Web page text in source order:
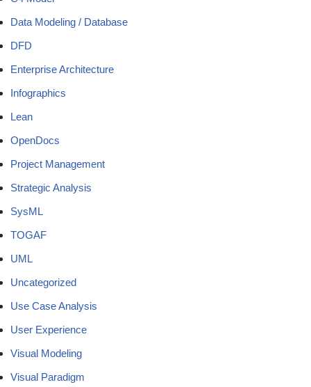
Data Modeling / Database
DFD
Enterprise Architecture
Infographics
Lean
OpenDocs
Project Management
Strategic Analysis
SysML
TOGAF
UML
Uncategorized
Use Case Analysis
User Experience
Visual Modeling
Visual Paradigm